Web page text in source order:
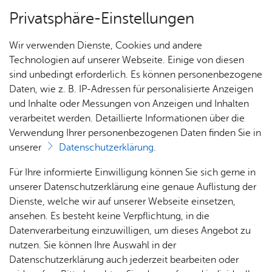
Über­sicht Bür­ger & Stadt
Rat­
haus &
Bür­
ger­
ser­vice
Rat­
häu­ser
Nach­
rich­
ten,
Vi­de­os
& Bil­
der
Me­di­
Jobs
Stel­
len­an­
ge­bo­te
Aus­bil­
dung &
Stu­di­
Bauen
& Um­
welt
Geo­
da­ten
Ge­
sund­
heit &
kum
Nach­rich­ten, Vi­de­os & Bil­der
Alle Nachrichten
Aktuelle Nachrichten, Berichte und
Bekanntmachungen auf einen Blick. Mit unserem
Newsletteroder den
Push-Nachrichten
bleiben Sie immer auf dem Laufenden.
Privatsphäre-Einstellungen
Wir verwenden Dienste, Cookies und andere
Technologien auf unserer Webseite. Einige von diesen
sind unbedingt erforderlich. Es können personenbezogene
Daten, wie z. B. IP-Adressen für personalisierte Anzeigen
und Inhalte oder Messungen von Anzeigen und Inhalten
verarbeitet werden. Detaillierte Informationen über die
Verwendung Ihrer personenbezogenen Daten finden Sie in
unserer
Datenschutzerklärung.
Für Ihre informierte Einwilligung können Sie sich gerne in
unserer Datenschutzerklärung eine genaue Auflistung der
Dienste, welche wir auf unserer Webseite einsetzen,
ansehen. Es besteht keine Verpflichtung, in die
Datenverarbeitung einzuwilligen, um dieses Angebot zu
nutzen. Sie können Ihre Auswahl in der
Datenschutzerklärung auch jederzeit bearbeiten oder